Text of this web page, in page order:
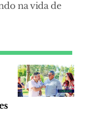
na vida de